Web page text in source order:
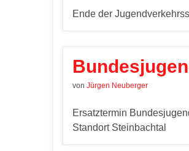
Ende der
von Jürgen Neuberger
Ersatztermin
Standort Steinbachtal